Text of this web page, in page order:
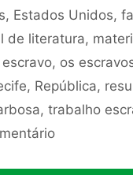
, Estados Unidos,
de literatura,
escravo, os
, República,
, trabalho